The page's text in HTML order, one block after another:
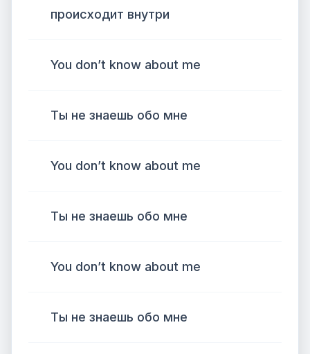
происходит внутри
You don’t know about me
Ты не знаешь обо мне
You don’t know about me
Ты не знаешь обо мне
You don’t know about me
Ты не знаешь обо мне